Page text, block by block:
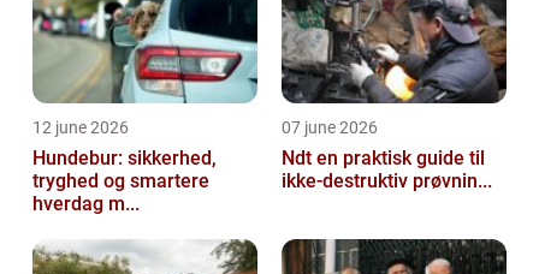
12 june 2026
Hundebur: sikkerhed,
tryghed og smartere
hverdag m...
07 june 2026
Ndt en praktisk guide til
ikke-destruktiv prøvnin...